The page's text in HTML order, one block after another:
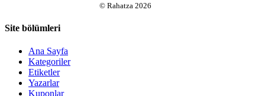
© Rahatza 2026
Site bölümleri
Ana Sayfa
Kategoriler
Etiketler
Yazarlar
Kuponlar